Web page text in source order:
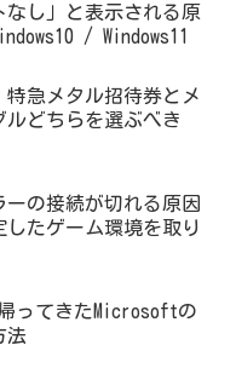
なし」と表示される原
/ Windows11
特急メタル招待券とメ
ルどちらを選ぶべき
ーの接続が切れる原因
したゲーム環境を取り
帰ってきたMicrosoftの
法